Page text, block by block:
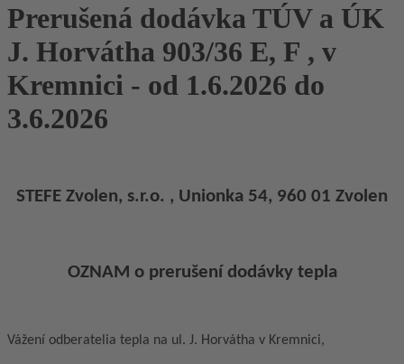
Prerušená dodávka TÚV a ÚK
J. Horvátha 903/36 E, F , v
Kremnici - od 1.6.2026 do
3.6.2026
STEFE Zvolen, s.r.o. , Unionka 54, 960 01 Zvolen
OZNAM o prerušení dodávky tepla
Vážení odberatelia tepla na ul. J. Horvátha v Kremnici,